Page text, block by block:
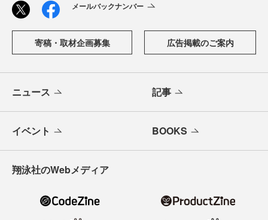
メールバックナンバー
寄稿・取材企画募集 広告掲載のご案内
ニュース 記事
イベント BOOKS
翔泳社のWebメディア